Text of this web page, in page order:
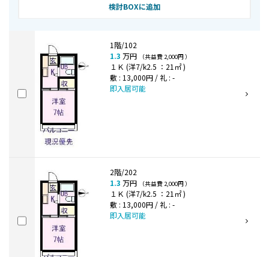
検討BOXに追加
1階/102
1.3万円 （共益費 2,000円 ）
１Ｋ (洋7/k2.5 ：21㎡ )
敷 : 13,000円 / 礼 : -
即入居可能
2階/202
1.3万円 （共益費 2,000円 ）
１Ｋ (洋7/k2.5 ：21㎡ )
敷 : 13,000円 / 礼 : -
即入居可能